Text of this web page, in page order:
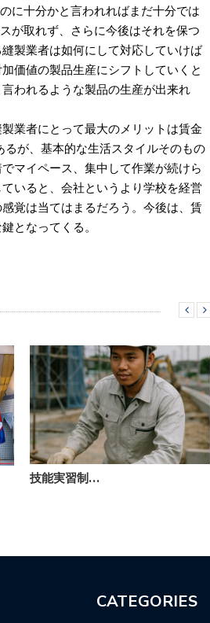
に十分かと言われればまだ十分では
が取れず、さらに今後はそれを保つ
製業者は如何にして対応していけば
価値の製品生産にシフトしていくと
われるような製品の生産が出来れ
業者にとって最大のメリットは賃金
が、基本的な生活スタイルそのもの
マイペース、集中して作業が続けら
いると、会社というより学校を経営
覚は当てはまるだろう。今後は、賃
となってくる。
技能実習制…
CATEGORIES